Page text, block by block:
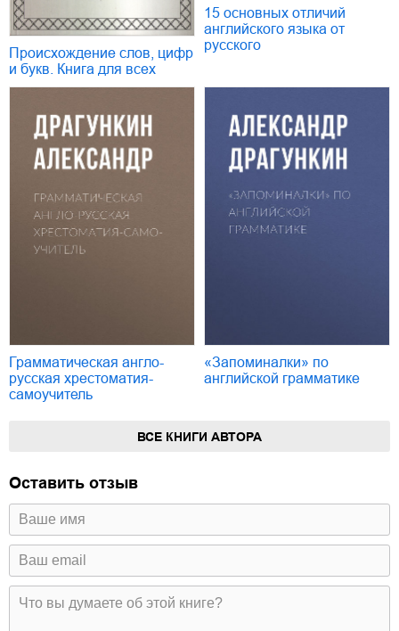
Происхождение слов, цифр
и букв. Книга для всех
15 основных отличий
английского языка от
русского
Грамматическая англо-
русская хрестоматия-
самоучитель
«Запоминалки» по
английской грамматике
ВСЕ КНИГИ АВТОРА
Оставить отзыв